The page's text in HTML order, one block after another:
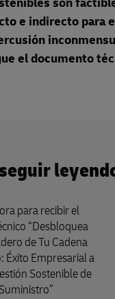
e indirecto para
el documento
para recibir el
“Desbloquea
de Tu Cadena
Éxito Empresarial a
Sostenible de